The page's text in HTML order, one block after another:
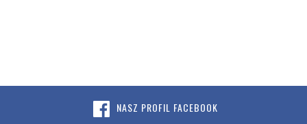
NASZ PROFIL FACEBOOK